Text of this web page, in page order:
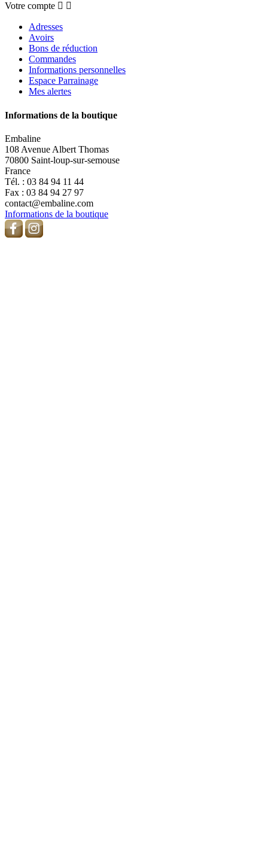
Votre compte  
Adresses
Avoirs
Bons de réduction
Commandes
Informations personnelles
Espace Parrainage
Mes alertes
Informations de la boutique
Embaline
108 Avenue Albert Thomas
70800 Saint-loup-sur-semouse
France
Tél. : 03 84 94 11 44
Fax : 03 84 94 27 97
contact@embaline.com
Informations de la boutique